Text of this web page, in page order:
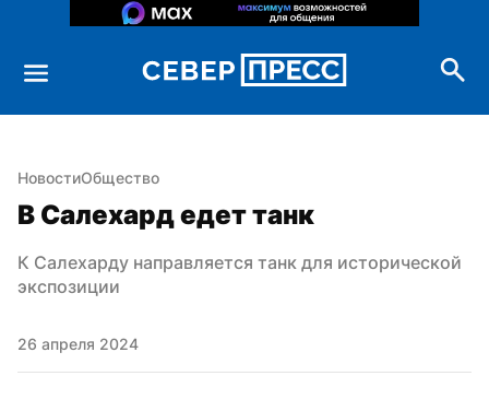
НовостиОбщество
В Салехард едет танк
К Салехарду направляется танк для исторической
экспозиции
26 апреля 2024